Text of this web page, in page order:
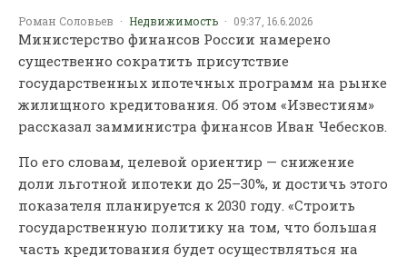
Роман Соловьев · Недвижимость · 09:37, 16.6.2026
Министерство финансов России намерено
существенно сократить присутствие
государственных ипотечных программ на рынке
жилищного кредитования. Об этом «Известиям»
рассказал замминистра финансов Иван Чебесков.
По его словам, целевой ориентир — снижение
доли льготной ипотеки до 25–30%, и достичь этого
показателя планируется к 2030 году. «Строить
государственную политику на том, что большая
часть кредитования будет осуществляться на